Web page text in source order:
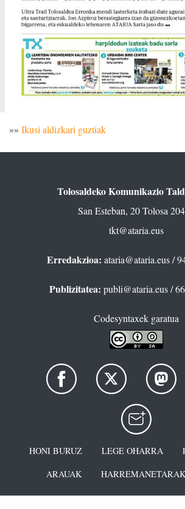
»» Ikusi aldizkari guztiak
Tolosaldeko Komunikazio
San Esteban, 20 Tolosa
tkt@ataria.eus
Erredakzioa: ataria@ataria.eus/
Publizitatea: publi@ataria.eus/
Codesyntaxek garatua
HONI BURUZ LEGE OHARRA
ARAUAK